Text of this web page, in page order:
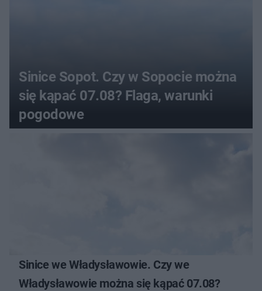
Sinice Sopot. Czy w Sopocie można
się kąpać 07.08? Flaga, warunki
pogodowe
Sinice we Władysławowie. Czy we
Władysławowie można się kąpać 07.08?